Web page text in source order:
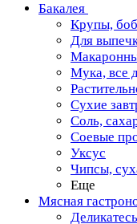
Бакалея
Крупы,
Для
Мука, все
Сухие
Соль,
Соевые
Уксус
Чипсы,
Еще
Мясная